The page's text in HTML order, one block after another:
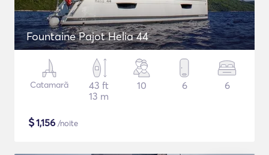
Fountaine Pajot Helia 44
Catamarã
43 ft
13 m
10 6 6
$1,156 /noite